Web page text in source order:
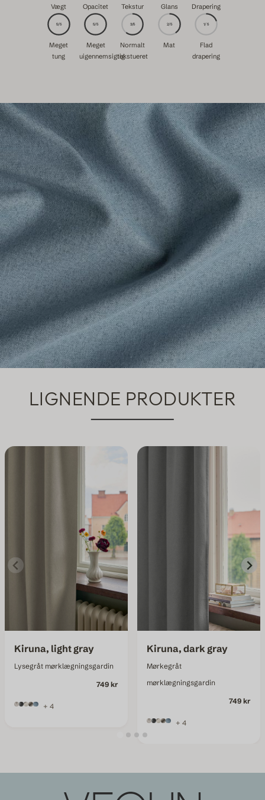
Vægt
5/5
Meget
tung
Opacitet
5/5
Meget
uigennemsigtig
Tekstur
3/5
Normalt
tekstueret
Glans
2/5
Mat
Drapering
1/5
Flad
drapering
LIGNENDE PRODUKTER
Kiruna, light gray
Lysegråt mørklægningsgardin
749 kr
+ 4
Kiruna, dark gray
Mørkegråt
mørklægningsgardin
749 kr
+ 4